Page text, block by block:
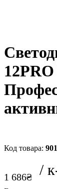
1 686₴